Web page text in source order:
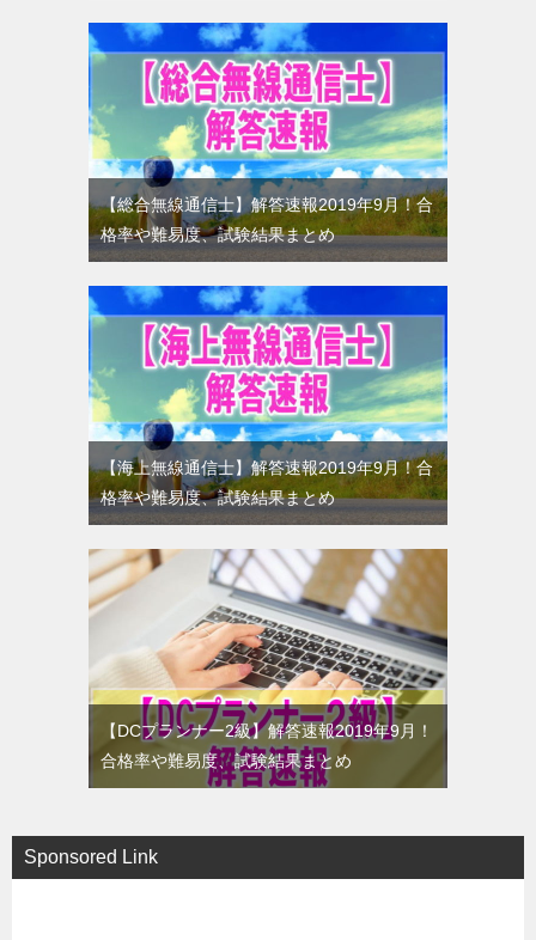
【総合無線通信士】解答速報2019年9月！合
格率や難易度、試験結果まとめ
【海上無線通信士】解答速報2019年9月！合
格率や難易度、試験結果まとめ
【DCプランナー2級】解答速報2019年9月！
合格率や難易度、試験結果まとめ
Sponsored Link